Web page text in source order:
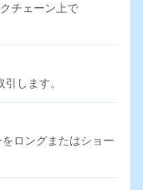
チェーン上で
します。
ロングまたはショー